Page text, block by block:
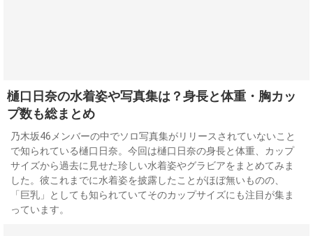
樋口日奈の水着姿や写真集は？身長と体重・胸カッ
プ数も総まとめ
乃木坂46メンバーの中でソロ写真集がリリースされていないこと
で知られている樋口日奈。今回は樋口日奈の身長と体重、カップ
サイズから過去に見せた珍しい水着姿やグラビアをまとめてみま
した。彼これまでに水着姿を披露したことがほぼ無いものの、
「巨乳」としても知られていてそのカップサイズにも注目が集ま
っています。